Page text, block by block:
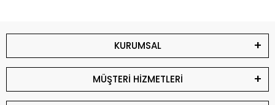
KURUMSAL
MÜŞTERİ HİZMETLERİ